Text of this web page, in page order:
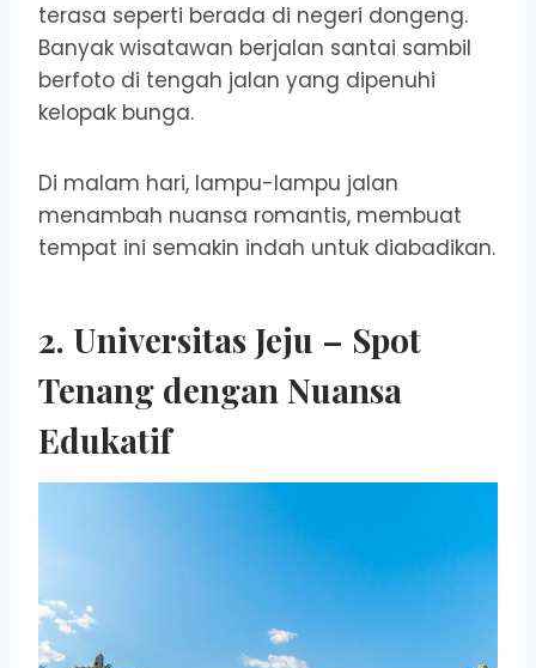
terasa seperti berada di negeri dongeng.
Banyak wisatawan berjalan santai sambil
berfoto di tengah jalan yang dipenuhi
kelopak bunga.
Di malam hari, lampu-lampu jalan
menambah nuansa romantis, membuat
tempat ini semakin indah untuk diabadikan.
2. Universitas Jeju – Spot
Tenang dengan Nuansa
Edukatif